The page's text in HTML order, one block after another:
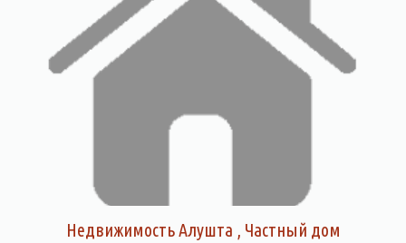
Недвижимость Алушта , Частный дом